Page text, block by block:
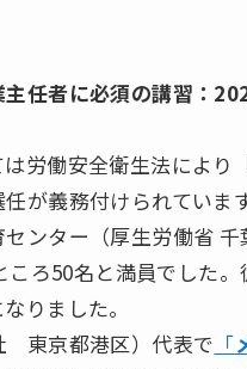
任者に必須の講習：
労働安全衛生法により
が義務付けられていま
ンター（厚生労働省
ろ50名と満員でした
りました。
東京都港区）代表で 「